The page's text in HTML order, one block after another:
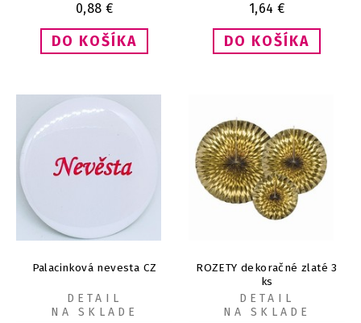
0,88 € 1,64 €
Palacinková nevesta CZ
DETAIL
NA SKLADE
ROZETY dekoračné zlaté 3
ks
DETAIL
NA SKLADE